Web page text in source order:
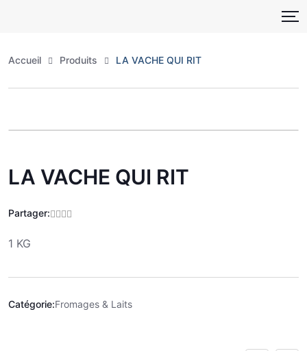
Accueil Produits LA VACHE QUI RIT
LA VACHE QUI RIT
Partager:
1 KG
Catégorie:Fromages & Laits